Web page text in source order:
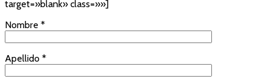
target=»blank» class=»»]
Nombre *
Apellido *